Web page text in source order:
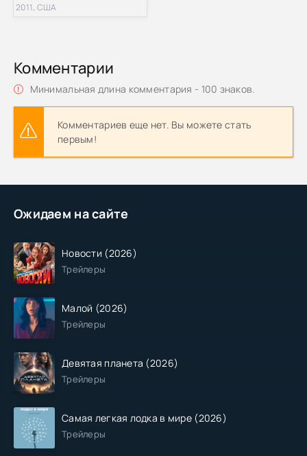
Ожидаем на сайте
Новости (2026)
Трейлеры
Малой (2026)
Трейлеры
Девятая планета (2026)
Трейлеры
Самая легкая лодка в мире (2026)
Трейлеры
2011, США
Комментарии
Минимальная длина комментария - 100 знаков.
Комментариев еще нет. Вы можете стать
первым!